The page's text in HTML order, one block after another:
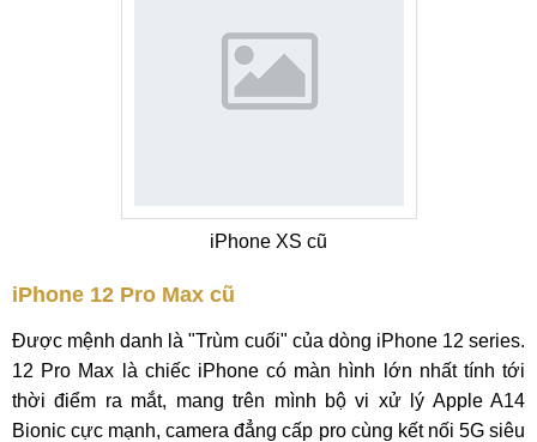
iPhone XS cũ
iPhone 12 Pro Max cũ
Được mệnh danh là "Trùm cuối" của dòng iPhone 12 series.
12 Pro Max là chiếc iPhone có màn hình lớn nhất tính tới
thời điểm ra mắt, mang trên mình bộ vi xử lý Apple A14
Bionic cực mạnh, camera đẳng cấp pro cùng kết nối 5G siêu